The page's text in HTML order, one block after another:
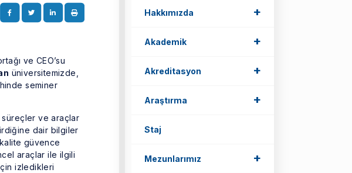
Hakkımızda +
Akademik +
Akreditasyon +
Araştırma +
Staj
Mezunlarımız +
ve CEO’su
üniversitemizde,
seminer
süreçler ve araçlar
dair bilgiler
güvence
araçlar ile ilgili
için izledikleri